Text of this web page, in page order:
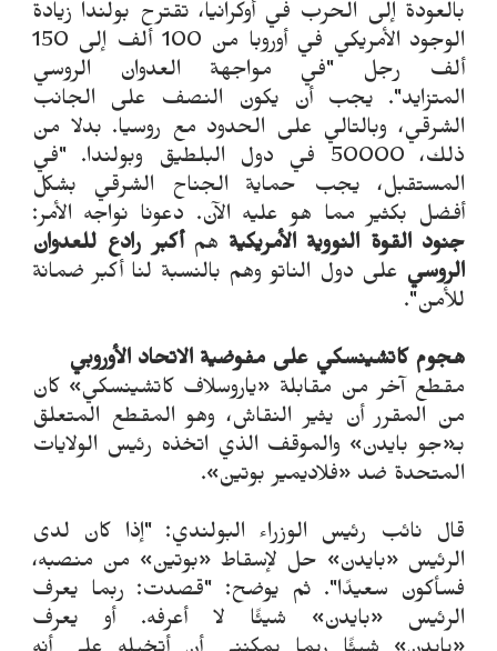
بالعودة إلى الحرب في أوكرانيا، تقترح بولندا زيادة
الوجود الأمريكي في أوروبا من 100 ألف إلى 150
ألف رجل "في مواجهة العدوان الروسي
المتزايد". يجب أن يكون النصف على الجانب
الشرقي، وبالتالي على الحدود مع روسيا. بدلا من
ذلك، 50000 في دول البلطيق وبولندا. "في
المستقبل، يجب حماية الجناح الشرقي بشكل
أفضل بكثير مما هو عليه الآن. دعونا نواجه الأمر:
جنود القوة النووية الأمريكية همأكبر رادع للعدوان
الروسي على دول الناتو وهم بالنسبة لنا أكبر ضمانة
للأمن".
هجوم كاتشينسكي على مفوضية الاتحاد الأوروبي
مقطع آخر من مقابلة «ياروسلاف كاتشينسكي» كان
من المقرر أن يثير النقاش، وهو المقطع المتعلق
بـ«جو بايدن» والموقف الذي اتخذه رئيس الولايات
المتحدة ضد «فلاديمير بوتين».
قال نائب رئيس الوزراء البولندي: "إذا كان لدى
الرئيس «بايدن» حل لإسقاط «بوتين» من منصبه،
فسأكون سعيدًا". ثم يوضح: "قصدت: ربما يعرف
الرئيس «بايدن» شيئًا لا أعرفه. أو يعرف